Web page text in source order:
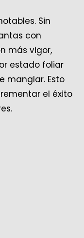
Sin
con
más vigor,
estado foliar
manglar. Esto
el éxito